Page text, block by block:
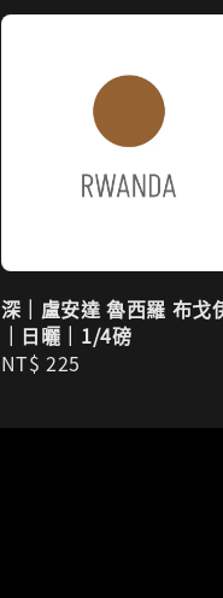
深｜盧安達 魯西羅 布戈
｜日曬｜1/4磅
Regular
NT$ 225